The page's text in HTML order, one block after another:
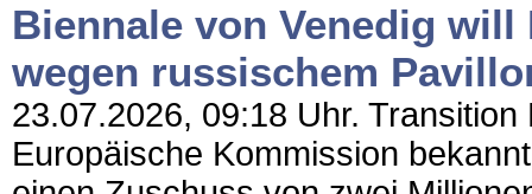
Biennale von Venedig
wegen russischem
23.07.2026, 09:18 Uhr.
Europäische Kommission